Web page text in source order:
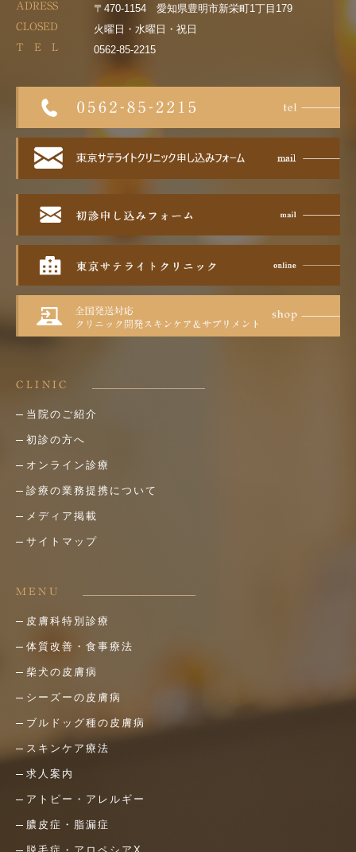
ADRESS 〒470-1154 愛知県豊明市新栄町1丁目179
CLOSED 火曜日・水曜日・祝日
T E L 0562-85-2215
CLINIC
当院のご紹介
初診の方へ
オンライン診療
診療の業務提携について
メディア掲載
サイトマップ
MENU
皮膚科特別診療
体質改善・食事療法
柴犬の皮膚病
シーズーの皮膚病
ブルドッグ種の皮膚病
スキンケア療法
求人案内
アトピー・アレルギー
膿皮症・脂漏症